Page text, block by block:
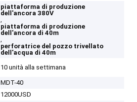
piattaforma di produzione
dell'ancora 380V
,
piattaforma di produzione
dell'ancora di 40m
,
perforatrice del pozzo trivellato
dell'acqua di 40m
10 unità alla settimana
MDT-40
12000USD